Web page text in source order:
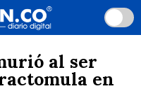
al ser
en